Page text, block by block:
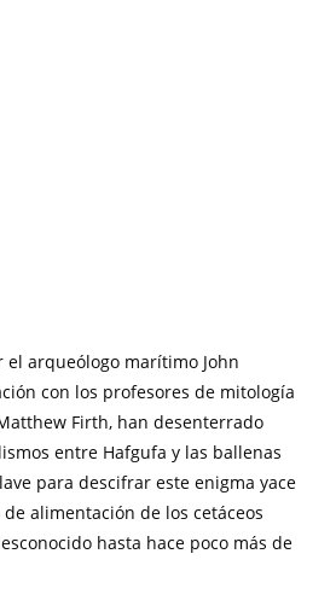
arqueólogo marítimo John
con los profesores de mitología
Firth, han desenterrado
entre Hafgufa y las ballenas
para descifrar este enigma yace
alimentación de los cetáceos
hasta hace poco más de